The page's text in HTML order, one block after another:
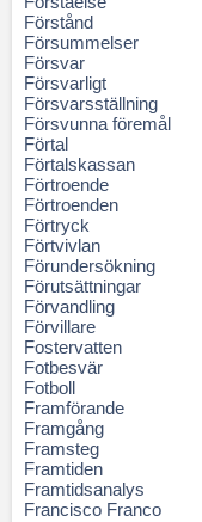
Förstånd
Försummelser
Försvar
Försvarligt
Försvarsställning
Försvunna föremål
Förtal
Förtalskassan
Förtroende
Förtroenden
Förtryck
Förtvivlan
Förundersökning
Förutsättningar
Förvandling
Förvillare
Fostervatten
Fotbesvär
Fotboll
Framförande
Framgång
Framsteg
Framtiden
Framtidsanalys
Francisco Franco